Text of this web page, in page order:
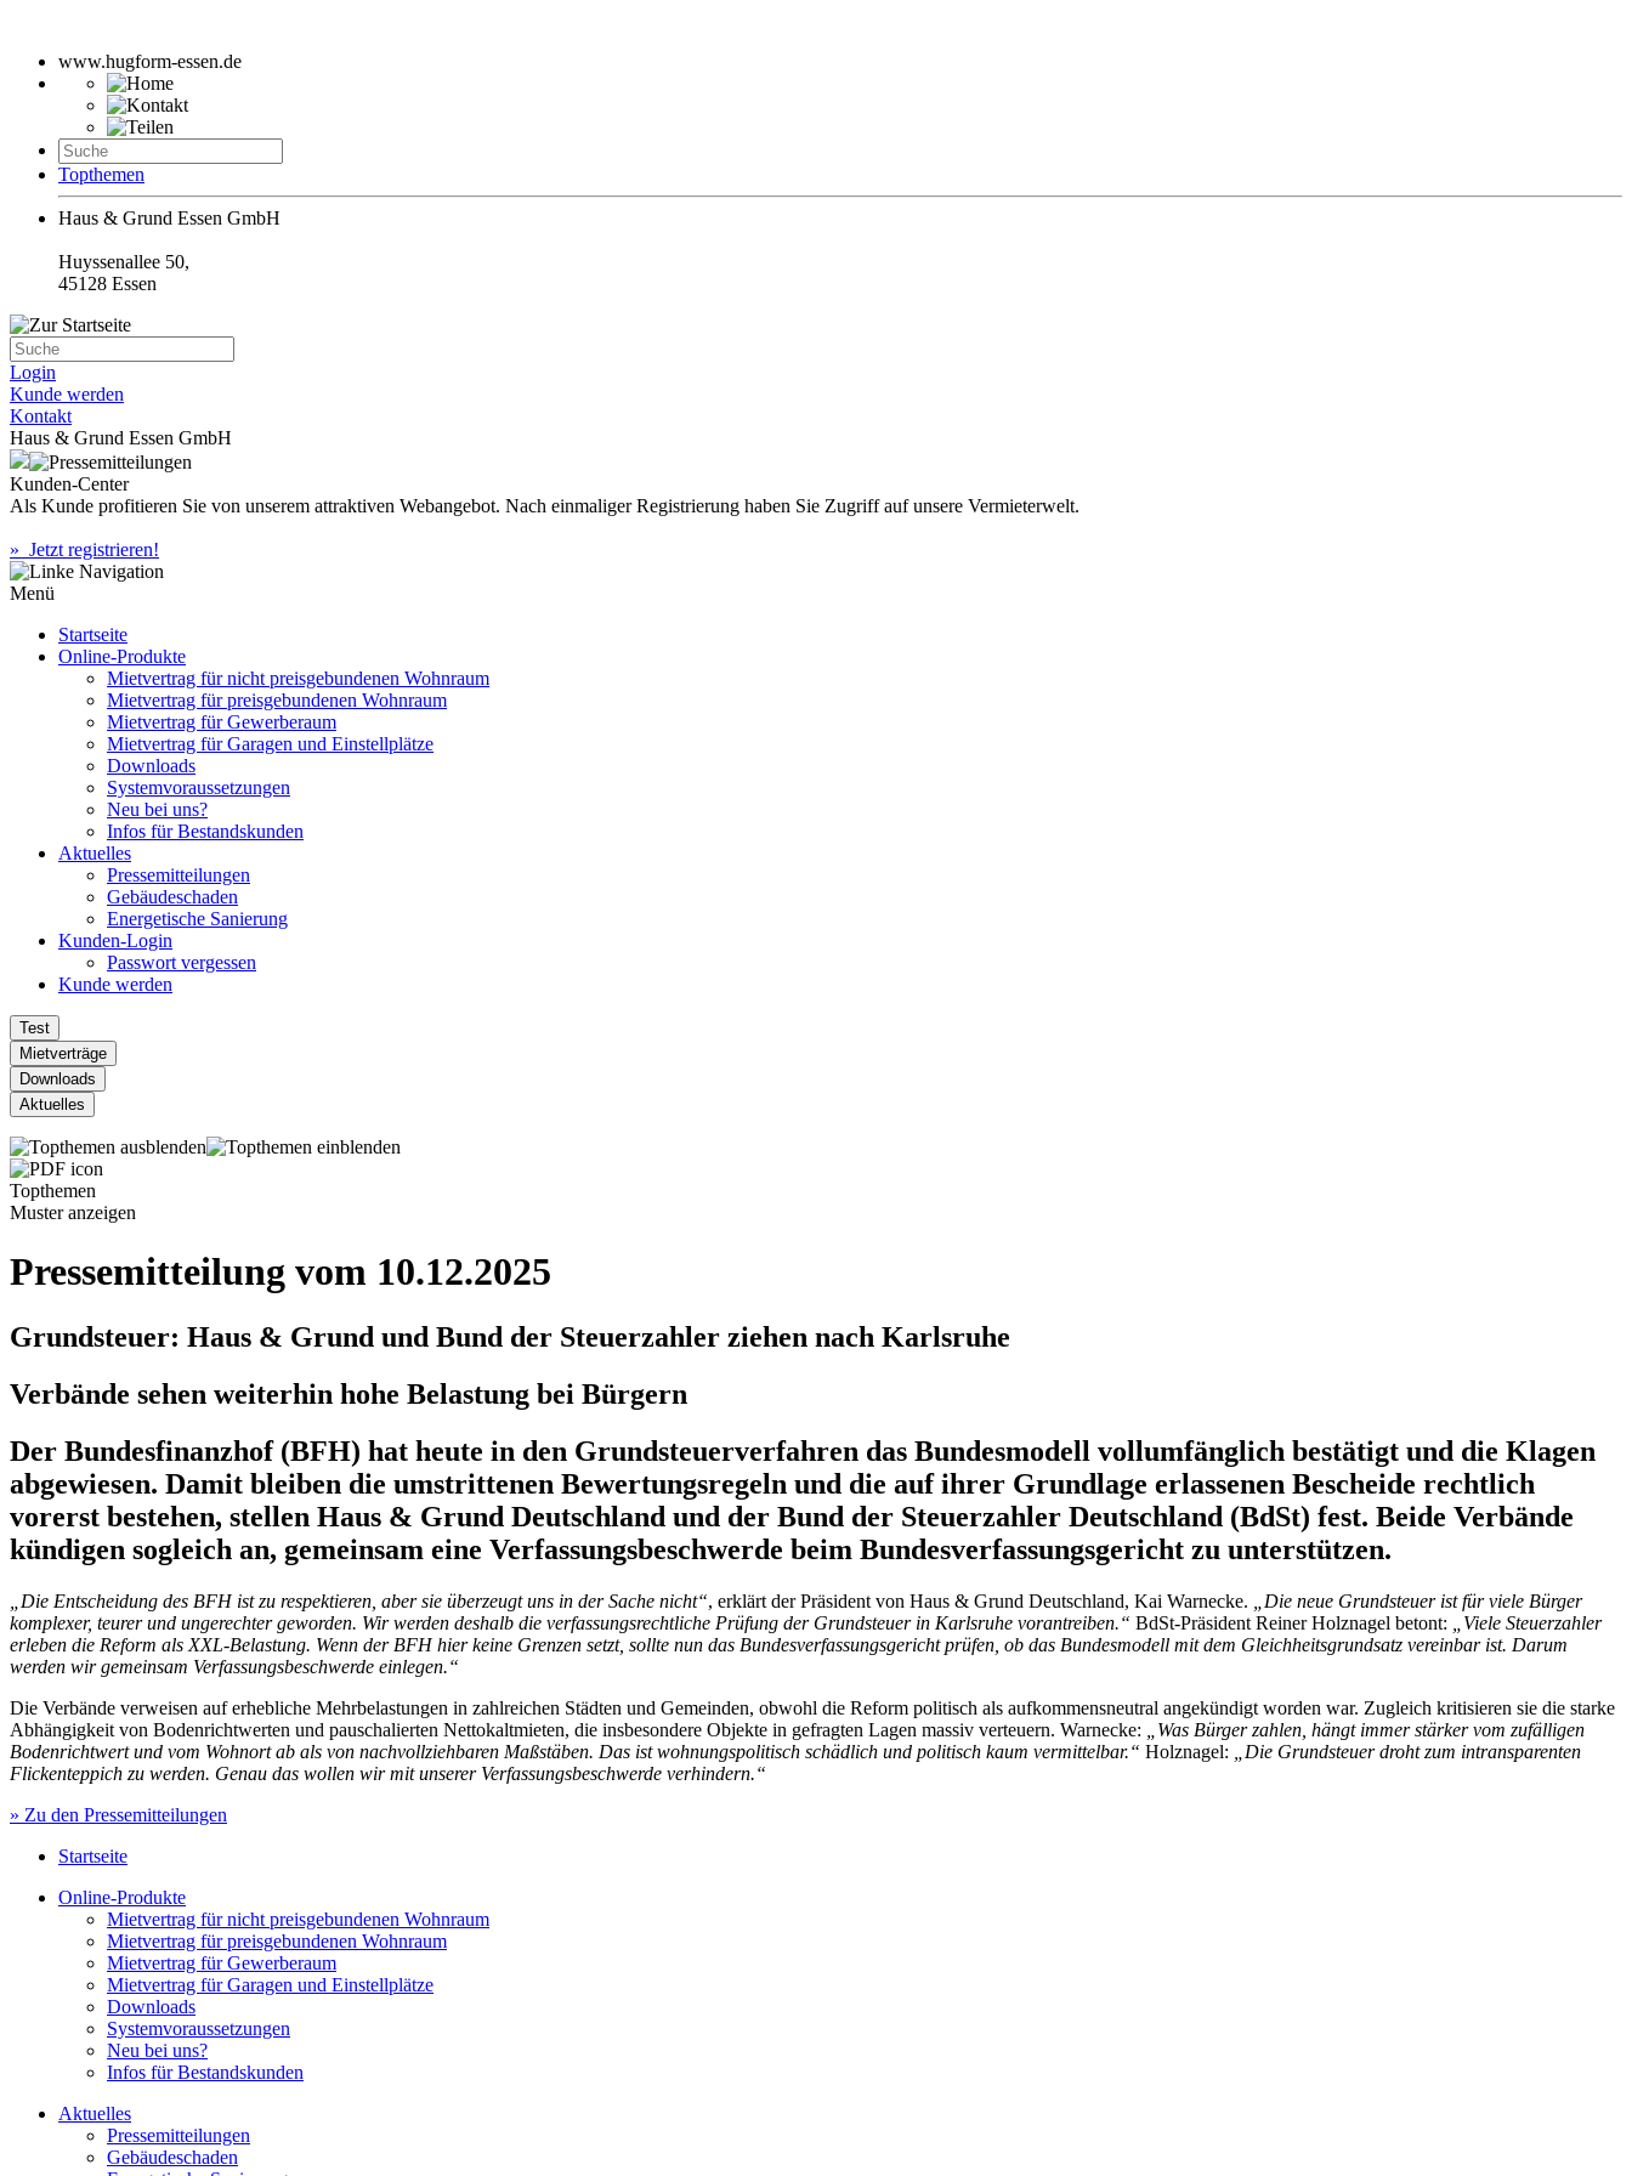
www.hugform-essen.de
Topthemen
Haus & Grund Essen GmbH
Huyssenallee 50,
45128 Essen
Login
Kunde werden
Kontakt
Haus & Grund Essen GmbH
Kunden-Center
Als Kunde profitieren Sie von unserem attraktiven Webangebot. Nach einmaliger Registrierung haben Sie Zugriff auf unsere Vermieterwelt.
» Jetzt registrieren!
Menü
Startseite
Online-Produkte
Mietvertrag für nicht preisgebundenen Wohnraum
Mietvertrag für preisgebundenen Wohnraum
Mietvertrag für Gewerberaum
Mietvertrag für Garagen und Einstellplätze
Downloads
Systemvoraussetzungen
Neu bei uns?
Infos für Bestandskunden
Aktuelles
Pressemitteilungen
Gebäudeschaden
Energetische Sanierung
Kunden-Login
Passwort vergessen
Kunde werden
Topthemen
Musteranzeigen
Pressemitteilung vom 10.12.2025
Grundsteuer: Haus & Grund und Bund der Steuerzahler ziehen nach Karlsruhe
Verbände sehen weiterhin hohe Belastung bei Bürgern
Der Bundesfinanzhof (BFH) hat heute in den Grundsteuerverfahren das Bundesmodell vollumfänglich bestätigt und die Klagen
abgewiesen. Damit bleiben die umstrittenen Bewertungsregeln und die auf ihrer Grundlage erlassenen Bescheide rechtlich
vorerst bestehen, stellen Haus & Grund Deutschland und der Bund der Steuerzahler Deutschland (BdSt) fest. Beide Verbände
kündigen sogleich an, gemeinsam eine Verfassungsbeschwerde beim Bundesverfassungsgericht zu unterstützen.
„Die Entscheidung des BFH ist zu respektieren, aber sie überzeugt uns in der Sache nicht“, erklärt der Präsident von Haus & Grund Deutschland, Kai Warnecke.
„Die neue Grundsteuer ist für viele Bürger
komplexer, teurer und ungerechter geworden. Wir werden deshalb die verfassungsrechtliche Prüfung der Grundsteuer in Karlsruhe vorantreiben.“ BdSt-Präsident Reiner Holznagel betont:
„Viele Steuerzahler
erleben die Reform als XXL-Belastung. Wenn der BFH hier keine Grenzen setzt, sollte nun das Bundesverfassungsgericht prüfen, ob das Bundesmodell mit dem Gleichheitsgrundsatz vereinbar ist. Darum
werden wir gemeinsam Verfassungsbeschwerde einlegen.“
Die Verbände verweisen auf erhebliche Mehrbelastungen in zahlreichen Städten und Gemeinden, obwohl die Reform politisch als aufkommensneutral angekündigt worden war. Zugleich kritisieren sie die starke
Abhängigkeit von Bodenrichtwerten und pauschalierten Nettokaltmieten, die insbesondere Objekte in gefragten Lagen massiv verteuern. Warnecke:
„Was Bürger zahlen, hängt immer stärker vom zufälligen
Bodenrichtwert und vom Wohnort ab als von nachvollziehbaren Maßstäben. Das ist wohnungspolitisch schädlich und politisch kaum vermittelbar.“ Holznagel:
„Die Grundsteuer droht zum intransparenten
Flickenteppich zu werden. Genau das wollen wir mit unserer Verfassungsbeschwerde verhindern.“
» Zu den Pressemitteilungen
Startseite
Online-Produkte
Mietvertrag für nicht preisgebundenen Wohnraum
Mietvertrag für preisgebundenen Wohnraum
Mietvertrag für Gewerberaum
Mietvertrag für Garagen und Einstellplätze
Downloads
Systemvoraussetzungen
Neu bei uns?
Infos für Bestandskunden
Aktuelles
Pressemitteilungen
Gebäudeschaden